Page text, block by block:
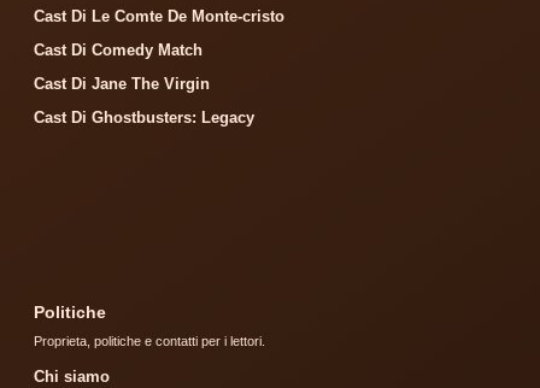
Cast Di Le Comte De Monte-cristo
Cast Di Comedy Match
Cast Di Jane The Virgin
Cast Di Ghostbusters: Legacy
Politiche
Proprieta, politiche e contatti per i lettori.
Chi siamo